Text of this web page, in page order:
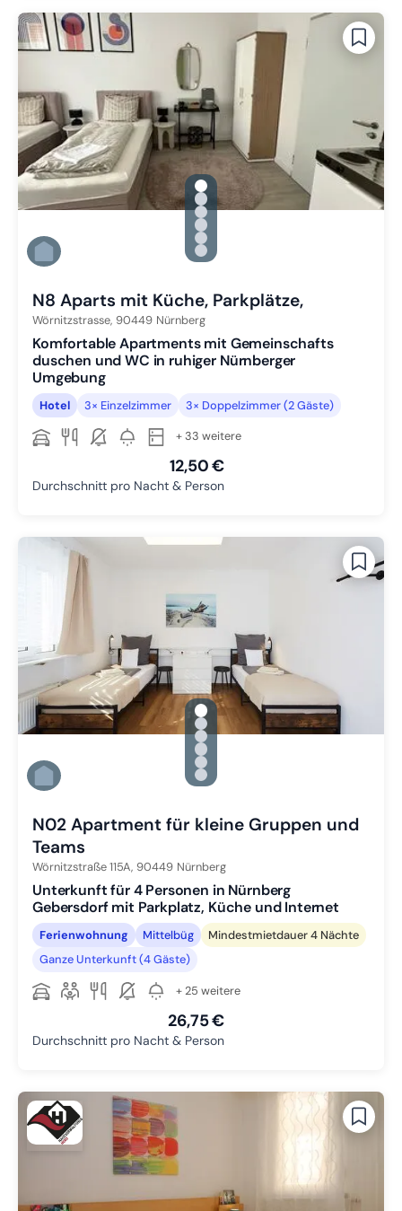
gallery.slide_selector
Zu Slide 1 wechseln
Zu Slide 2 wechseln
Zu Slide 3 wechseln
Zu Slide 4 wechseln
Zu Slide 5 wechseln
Zu Slide 6 wechseln
N8 Aparts mit Küche, Parkplätze,
Wörnitzstrasse, 90449 Nürnberg
Komfortable Apartments mit Gemeinschafts
duschen und WC in ruhiger Nürnberger
Umgebung
Hotel 3× Einzelzimmer 3× Doppelzimmer (2 Gäste)
+ 33 weitere
12,50 €
Durchschnitt pro Nacht & Person
gallery.slide_selector
Zu Slide 1 wechseln
Zu Slide 2 wechseln
Zu Slide 3 wechseln
Zu Slide 4 wechseln
Zu Slide 5 wechseln
Zu Slide 6 wechseln
N02 Apartment für kleine Gruppen und
Teams
Wörnitzstraße 115A, 90449 Nürnberg
Unterkunft für 4 Personen in Nürnberg
Gebersdorf mit Parkplatz, Küche und Internet
Ferienwohnung Mittelbüg
Mindestmietdauer 4 Nächte
Ganze Unterkunft (4 Gäste)
+ 25 weitere
26,75 €
Durchschnitt pro Nacht & Person